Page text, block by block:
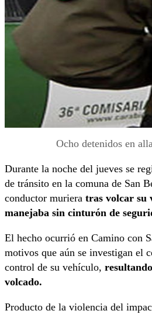
Ocho detenidos en
Durante la noche del jueves se
de tránsito en la comuna de San
conductor muriera tras volcar su
manejaba sin cinturón de
El hecho ocurrió en Camino con
motivos que aún se investigan el
control de su vehículo,
volcado.
Producto de la violencia del